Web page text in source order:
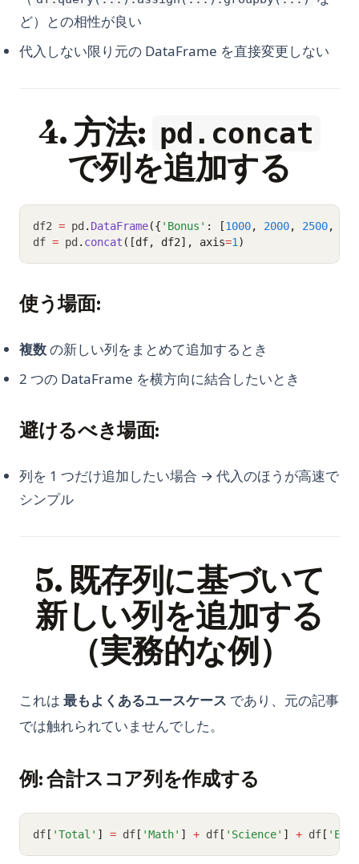
ど）との相性が良い
代入しない限り元の DataFrame を直接変更しない
4. 方法: pd.concat
で列を追加する
df2 = pd . DataFrame({ 'Bonus' : [1000, 2000, 2500,
df = pd . concat ([df, df2], axis=1 )
使う場面:
複数の新しい列をまとめて追加するとき
2 つの DataFrame を横方向に結合したいとき
避けるべき場面:
列を 1 つだけ追加したい場合 → 代入のほうが高速で
シンプル
5. 既存列に基づいて
新しい列を追加する
（実務的な例）
これは 最もよくあるユースケース であり、元の記事
では触れられていませんでした。
例: 合計スコア列を作成する
df [ 'Total' ] = df [ 'Math' ] + df [ 'Science' ] + df [